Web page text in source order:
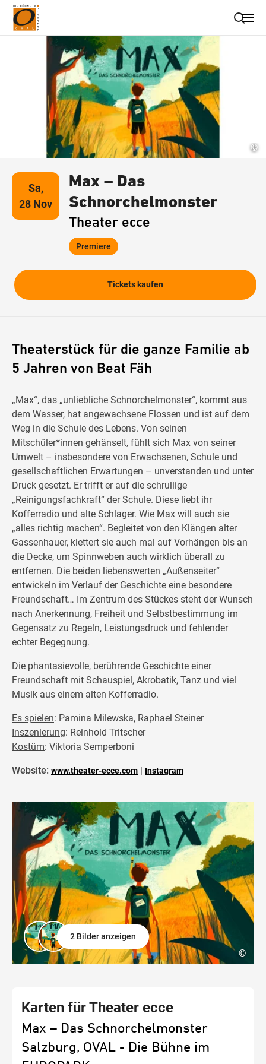
Suche schließen
Wegbeschreibung erhalten
©
Sa,
28 Nov
Max – Das
Schnorchelmonster
Theater ecce
Premiere
Tickets kaufen
Theaterstück für die ganze Familie ab
5 Jahren von Beat Fäh
„Max“, das „unliebliche Schnorchelmonster“, kommt aus
dem Wasser, hat angewachsene Flossen und ist auf dem
Weg in die Schule des Lebens. Von seinen
Mitschüler*innen gehänselt, fühlt sich Max von seiner
Umwelt – insbesondere von Erwachsenen, Schule und
gesellschaftlichen Erwartungen – unverstanden und unter
Druck gesetzt. Er trifft er auf die schrullige
„Reinigungsfachkraft“ der Schule. Diese liebt ihr
Kofferradio und alte Schlager. Wie Max will auch sie
„alles richtig machen“. Begleitet von den Klängen alter
Gassenhauer, klettert sie auch mal auf Vorhängen bis an
die Decke, um Spinnweben auch wirklich überall zu
entfernen. Die beiden liebenswerten „Außenseiter“
entwickeln im Verlauf der Geschichte eine besondere
Freundschaft… Im Zentrum des Stückes steht der Wunsch
nach Anerkennung, Freiheit und Selbstbestimmung im
Gegensatz zu Regeln, Leistungsdruck und fehlender
echter Begegnung.
Die phantasievolle, berührende Geschichte einer
Freundschaft mit Schauspiel, Akrobatik, Tanz und viel
Musik aus einem alten Kofferradio.
Es spielen: Pamina Milewska, Raphael Steiner
Inszenierung: Reinhold Tritscher
Kostüm: Viktoria Semperboni
Website: www.theater-ecce.com | Instagram
©
2 Bilder anzeigen
Karten für Theater ecce
Max – Das Schnorchelmonster
Salzburg, OVAL - Die Bühne im